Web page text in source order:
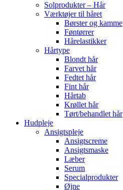
Solprodukter – Hår
Værktøjer til håret
Børster og kamme
Føntørrer
Hårelastikker
Hårtype
Blondt hår
Farvet hår
Fedtet hår
Fint hår
Hårtab
Krøllet hår
Tørt/behandlet hår
Hudpleje
Ansigtspleje
Ansigtscreme
Ansigtsmaske
Læber
Serum
Specialprodukter
Øjne